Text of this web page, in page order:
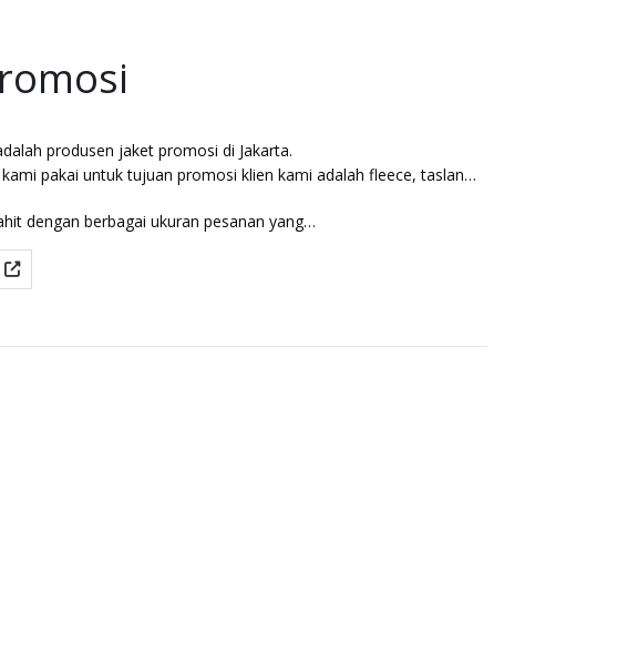
produsen jaket promosi di Jakarta.
pakai untuk tujuan promosi klien kami adalah fleece, taslan
dengan berbagai ukuran pesanan yang…